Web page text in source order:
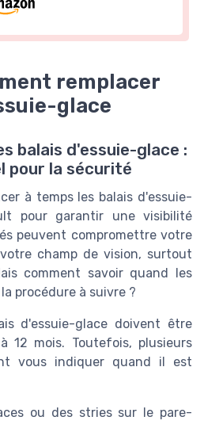
remplacer
glace
balais d'essuie-glace :
pour la sécurité
à temps les balais d'essuie-
pour garantir une visibilité
peuvent compromettre votre
champ de vision, surtout
comment savoir quand les
procédure à suivre ?
d'essuie-glace doivent être
12 mois. Toutefois, plusieurs
vous indiquer quand il est
ou des stries sur le pare-